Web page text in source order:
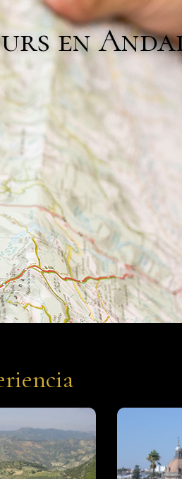
en